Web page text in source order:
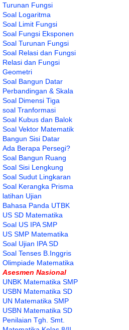
Turunan Fungsi
Soal Logaritma
Soal Limit Fungsi
Soal Fungsi Eksponen
Soal Turunan Fungsi
Soal Relasi dan Fungsi
Relasi dan Fungsi
Geometri
Soal Bangun Datar
Perbandingan & Skala
Soal Dimensi Tiga
soal Tranformasi
Soal Kubus dan Balok
Soal Vektor Matematik
Bangun Sisi Datar
Ada Berapa Persegi?
Soal Bangun Ruang
Soal Sisi Lengkung
Soal Sudut Lingkaran
Soal Kerangka Prisma
latihan Ujian
Bahasa Panda UTBK
US SD Matematika
Soal US IPA SMP
US SMP Matematika
Soal Ujian IPA SD
Soal Tenses B.Inggris
Olimpiade Matematika
Asesmen Nasional
UNBK Matematika SMP
USBN Matematika SD
UN Matematika SMP
USBN Matematika SD
Penilaian Tgh. Smt.